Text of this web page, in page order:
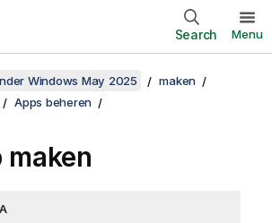
Search Menu
Windows May 2025
maken
Apps beheren
maken